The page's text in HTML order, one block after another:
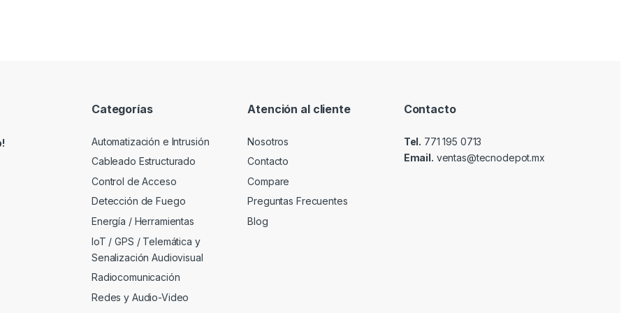
Categorías
Automatización e Intrusión
Cableado Estructurado
Control de Acceso
Detección de Fuego
Energía / Herramientas
IoT / GPS / Telemática y
Senalización Audiovisual
Radiocomunicación
Redes y Audio-Video
Atención al cliente
Nosotros
Contacto
Compare
Preguntas Frecuentes
Blog
Contacto
Tel. 771 195 0713
Email. ventas@tecnodepot.mx